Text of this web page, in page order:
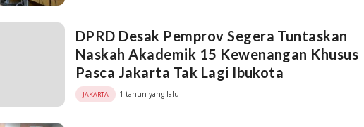
DPRD Desak Pemprov Segera Tuntaskan
Naskah Akademik 15 Kewenangan Khusus
Pasca Jakarta Tak Lagi Ibukota
JAKARTA 1 tahun yang lalu